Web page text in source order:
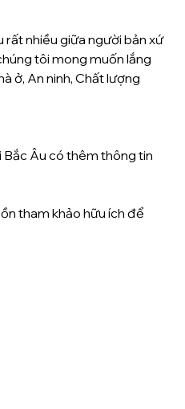
rất nhiều giữa người bản xứ
tôi mong muốn lắng
ở, An ninh, Chất lượng
Âu có thêm thông tin
tham khảo hữu ích để